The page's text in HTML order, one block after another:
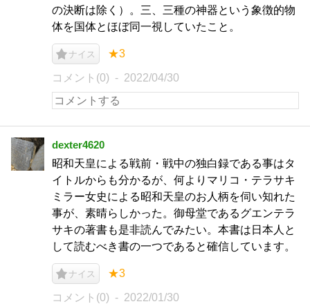
の決断は除く）。三、三種の神器という象徴的物
体を国体とほぼ同一視していたこと。
ナイス ★3
コメント(0) 2022/04/30
dexter4620
昭和天皇による戦前・戦中の独白録である事はタ
イトルからも分かるが、何よりマリコ・テラサキ
ミラー女史による昭和天皇のお人柄を伺い知れた
事が、素晴らしかった。御母堂であるグエンテラ
サキの著書も是非読んでみたい。本書は日本人と
して読むべき書の一つであると確信しています。
ナイス ★3
コメント(0) 2022/01/30